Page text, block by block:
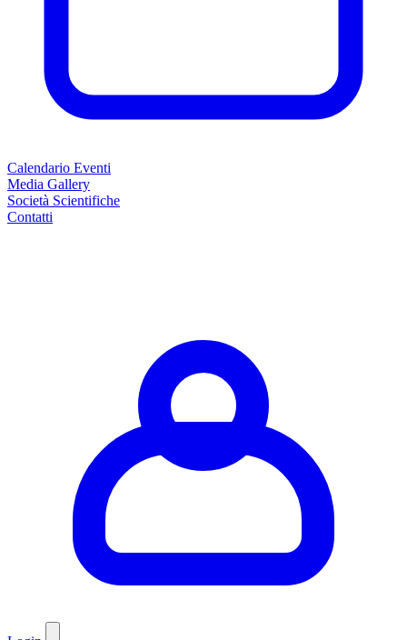
Calendario Eventi
Media Gallery
Società Scientifiche
Contatti